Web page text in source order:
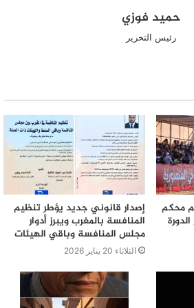
الصحية للبيض، مثل دوره في تعزيز
كجزء من المبادرات التعليمية
التغذية الصحية ويُقدم البيض كوجبة
التركيز والطاقة لدى الطلاب.
تتناول أهمية البيض في النظام
خبراء التغذية وممثلو الصناعة
مثل مسابقات الرسم أو التصوير،
حميد فوزي
رئيس التحرير
محكم
إصدار قانوني جديد يؤطر تنظيم
المنافسة بالمغرب ويبرز أدوار
مجلس المنافسة وباقي الهيئات
الثلاثاء 20 يناير 2026